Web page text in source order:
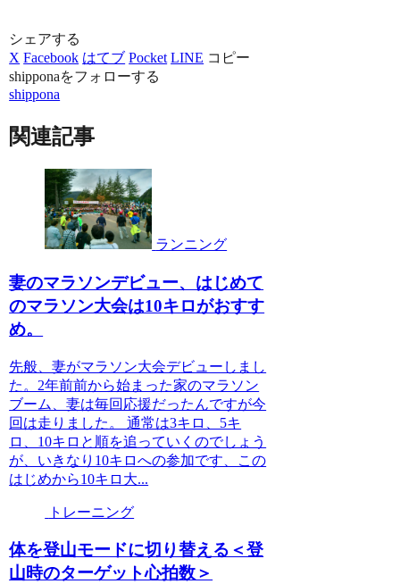
シェアする
X Facebook はてブ Pocket LINE コピー
shipponaをフォローする
shippona
関連記事
ランニング
妻のマラソンデビュー、はじめて
のマラソン大会は10キロがおすす
め。
先般、妻がマラソン大会デビューしまし
た。2年前前から始まった家のマラソン
ブーム、妻は毎回応援だったんですが今
回は走りました。 通常は3キロ、5キ
ロ、10キロと順を追っていくのでしょう
が、いきなり10キロへの参加です、この
はじめから10キロ大...
トレーニング
体を登山モードに切り替える＜登
山時のターゲット心拍数＞